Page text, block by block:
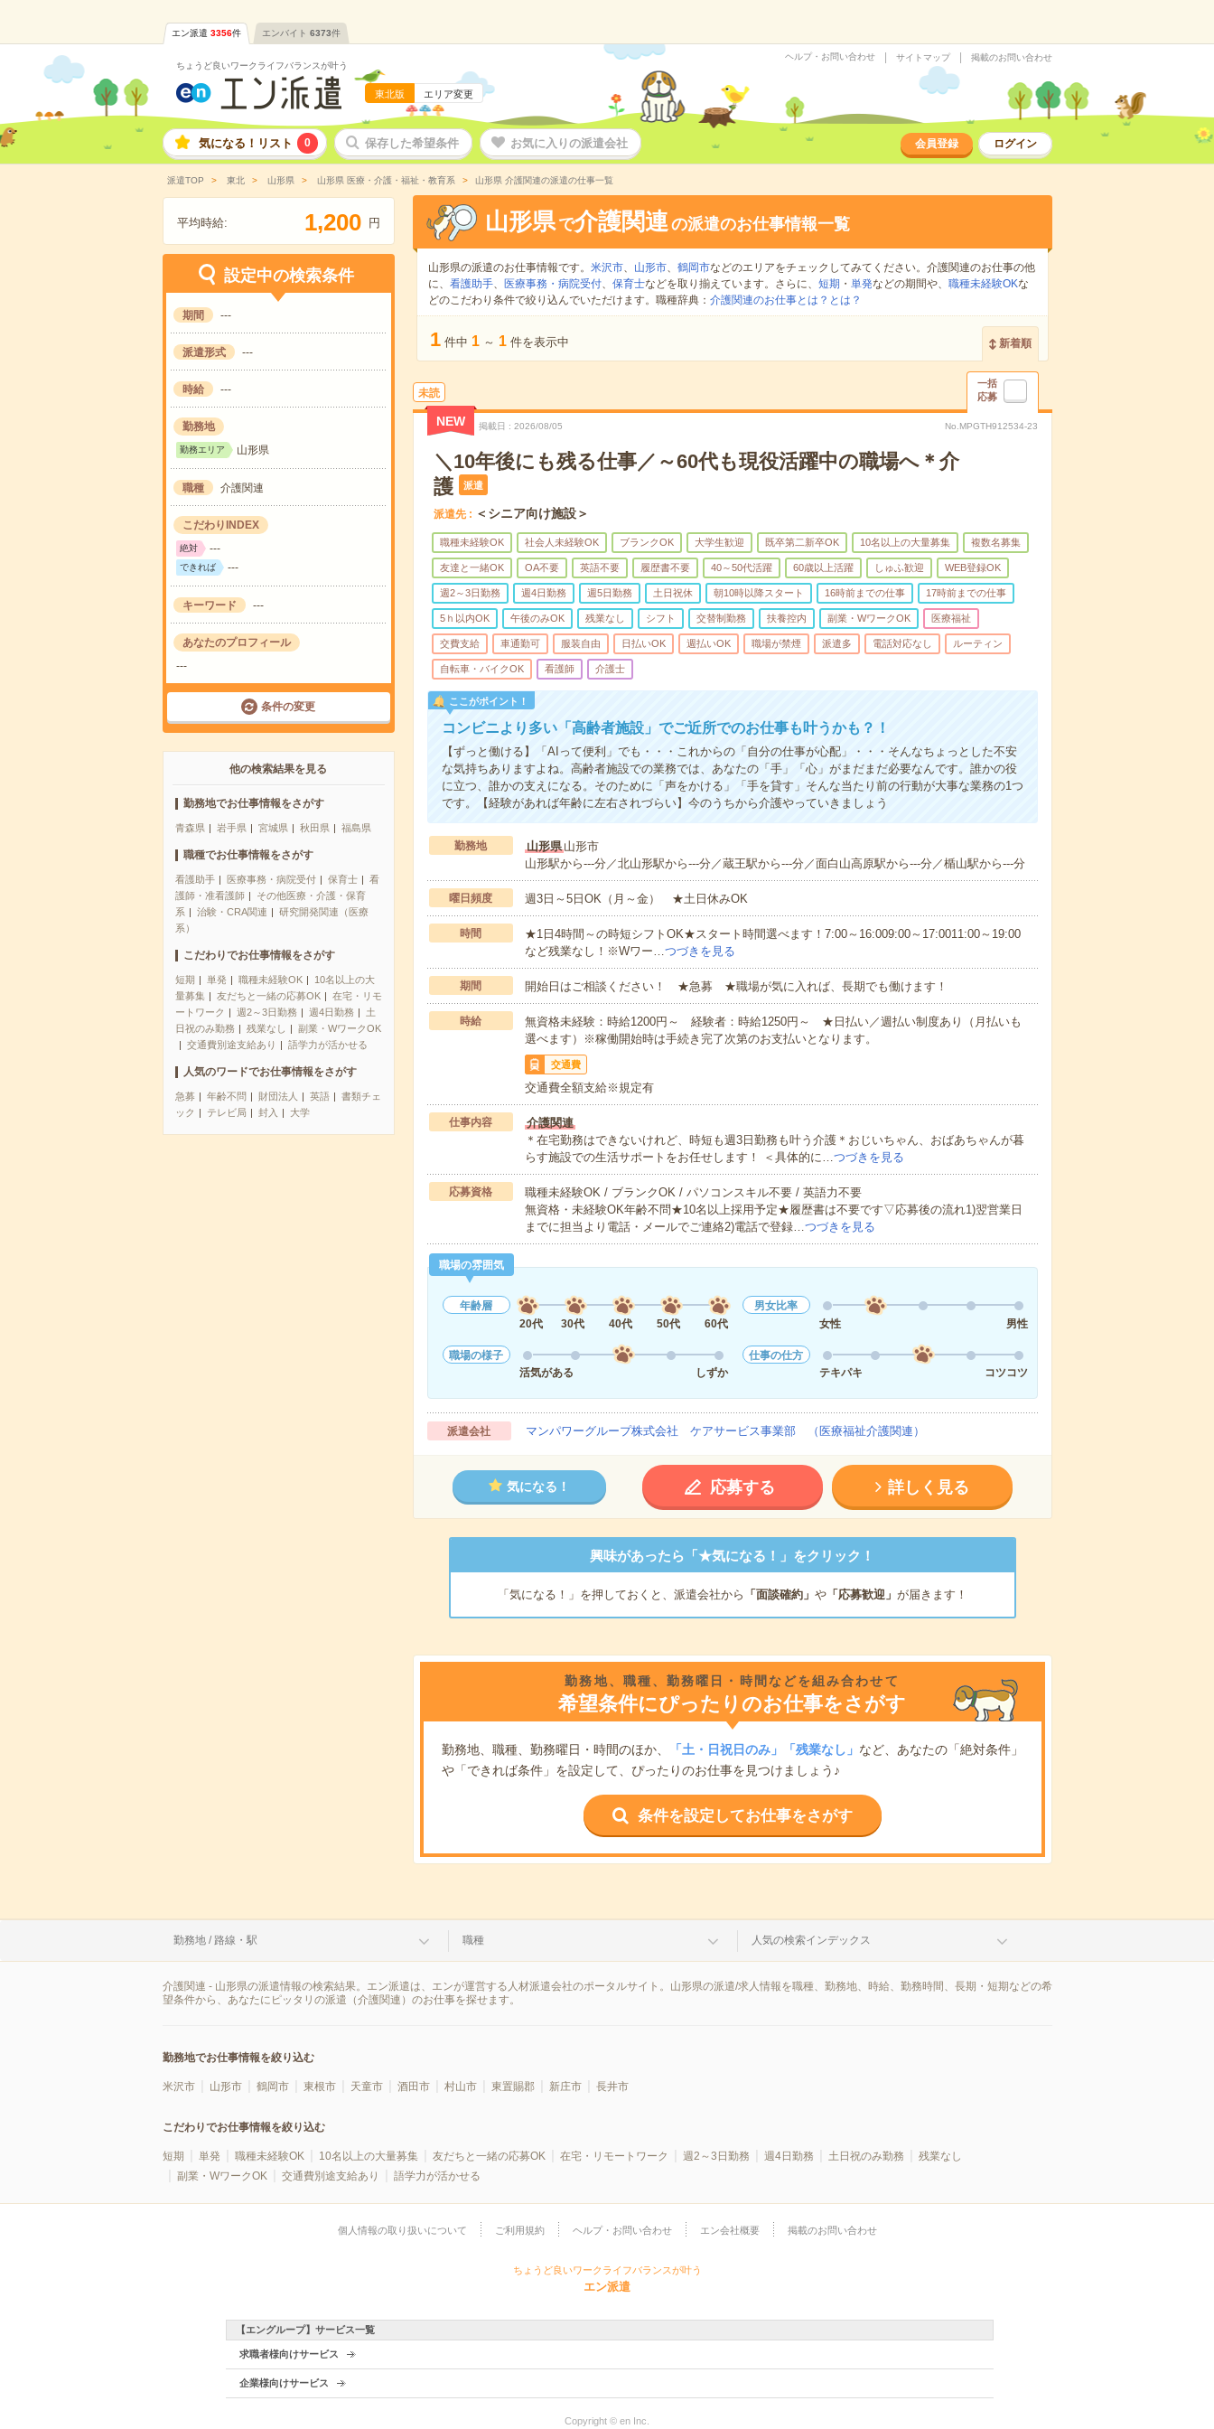
エン派遣 3356件 エンバイト 6373件
ちょうど良いワークライフバランスが叶う
東北版 エリア変更
ヘルプ・お問い合わせ サイトマップ 掲載のお問い合わせ
気になる！リスト 0 保存した希望条件 お気に入りの派遣会社 会員登録 ログイン
派遣TOP 東北 山形県 山形県 医療・介護・福祉・教育系 山形県 介護関連の派遣の仕事一覧
平均時給: 1,200 円
設定中の検索条件
期間 ---
派遣形式 ---
時給 ---
勤務地
勤務エリア 山形県
職種 介護関連
こだわりINDEX
絶対 ---
できれば ---
キーワード ---
あなたのプロフィール
---
条件の変更
他の検索結果を見る
勤務地でお仕事情報をさがす
青森県 岩手県 宮城県 秋田県 福島県
職種でお仕事情報をさがす
看護助手 医療事務・病院受付 保育士
看
護師・准看護師
その他医療・介護・保育
系
治験・CRA関連
研究開発関連（医療
系）
こだわりでお仕事情報をさがす
短期 単発 職種未経験OK
10名以上の大
量募集
友だちと一緒の応募OK
在宅・リモ
ートワーク
週2～3日勤務 週4日勤務
土
日祝のみ勤務
残業なし
副業・WワークOK
交通費別途支給あり
語学力が活かせる
人気のワードでお仕事情報をさがす
急募 年齢不問 財団法人 英語
書類チェ
ック
テレビ局 封入 大学
山形県 で介護関連の派遣のお仕事情報一覧
山形県の派遣のお仕事情報です。 米沢市、 山形市、 鶴岡市などのエリアをチェックしてみてください。介護関連のお仕事の他
に、 看護助手、 医療事務・病院受付、 保育士などを取り揃えています。さらに、 短期 ・ 単発などの期間や、 職種未経験OKな
どのこだわり条件で絞り込んでいただけます。職種辞典： 介護関連のお仕事とは？とは？
1 件中 1 ～ 1 件を表示中 新着順
未読
一括
応募
NEW 掲載日 2026/08/05 No.MPGTH912534-23
＼10年後にも残る仕事／～60代も現役活躍中の職場へ＊介
護
派遣
派遣先 ＜シニア向け施設＞
職種未経験OK 社会人未経験OK ブランクOK 大学生歓迎 既卒第二新卒OK 10名以上の大量募集 複数名募集
友達と一緒OK OA不要 英語不要 履歴書不要 40～50代活躍 60歳以上活躍 しゅふ歓迎 WEB登録OK
週2～3日勤務 週4日勤務 週5日勤務 土日祝休 朝10時以降スタート 16時前までの仕事 17時前までの仕事
5ｈ以内OK 午後のみOK 残業なし シフト 交替制勤務 扶養控内 副業・WワークOK 医療福祉
交費支給 車通勤可 服装自由 日払いOK 週払いOK 職場が禁煙 派遣多 電話対応なし ルーティン
自転車・バイクOK 看護師 介護士
ここがポイント！
コンビニより多い「高齢者施設」でご近所でのお仕事も叶うかも？！
【ずっと働ける】「AIって便利」でも・・・これからの「自分の仕事が心配」・・・そんなちょっとした不安
な気持ちありますよね。高齢者施設での業務では、あなたの「手」「心」がまだまだ必要なんです。誰かの役
に立つ、誰かの支えになる。そのために「声をかける」「手を貸す」そんな当たり前の行動が大事な業務の1つ
です。【経験があれば年齢に左右されづらい】今のうちから介護やっていきましょう
勤務地 山形県山形市
山形駅から---分／北山形駅から---分／蔵王駅から---分／面白山高原駅から---分／楯山駅から---分
曜日頻度 週3日～5日OK（月～金） ★土日休みOK
時間
★1日4時間～の時短シフトOK★スタート時間選べます！7:00～16:009:00～17:0011:00～19:00
など残業なし！※Wワー…つづきを見る
期間 開始日はご相談ください！ ★急募 ★職場が気に入れば、長期でも働けます！
時給
無資格未経験：時給1200円～ 経験者：時給1250円～ ★日払い／週払い制度あり（月払いも
選べます）※稼働開始時は手続き完了次第のお支払いとなります。
交通費
交通費全額支給※規定有
仕事内容
介護関連
＊在宅勤務はできないけれど、時短も週3日勤務も叶う介護＊おじいちゃん、おばあちゃんが暮
らす施設での生活サポートをお任せします！ ＜具体的に…つづきを見る
応募資格
職種未経験OK / ブランクOK / パソコンスキル不要 / 英語力不要
無資格・未経験OK年齢不問★10名以上採用予定★履歴書は不要です▽応募後の流れ1)翌営業日
までに担当より電話・メールでご連絡2)電話で登録…つづきを見る
職場の雰囲気
年齢層
20代
30代 40代 50代 60代
男女比率
女性
男性
職場の様子
活気がある
しずか
仕事の仕方
テキパキ
コツコツ
派遣会社 マンパワーグループ株式会社 ケアサービス事業部 （医療福祉介護関連）
気になる！ 応募する 詳しく見る
興味があったら「★気になる！」をクリック！
「気になる！」を押しておくと、派遣会社から 「面談確約」 や「応募歓迎」 が届きます！
勤務地、職種、勤務曜日・時間などを組み合わせて
希望条件にぴったりのお仕事をさがす
勤務地、職種、勤務曜日・時間のほか、 「土・日祝日のみ」「残業なし」 など、あなたの「絶対条件」
や「できれば条件」を設定して、ぴったりのお仕事を見つけましょう♪
条件を設定してお仕事をさがす
勤務地 / 路線・駅 職種 人気の検索インデックス
介護関連 - 山形県の派遣情報の検索結果。エン派遣は、エンが運営する人材派遣会社のポータルサイト。山形県の派遣/求人情報を職種、勤務地、時給、勤務時間、長期・短期などの希
望条件から、あなたにピッタリの派遣（介護関連）のお仕事を探せます。
勤務地でお仕事情報を絞り込む
米沢市 山形市 鶴岡市 東根市 天童市 酒田市 村山市 東置賜郡 新庄市 長井市
こだわりでお仕事情報を絞り込む
短期 単発 職種未経験OK 10名以上の大量募集 友だちと一緒の応募OK 在宅・リモートワーク 週2～3日勤務 週4日勤務 土日祝のみ勤務
残業なし
副業・WワークOK
交通費別途支給あり 語学力が活かせる
個人情報の取り扱いについて ご利用規約 ヘルプ・お問い合わせ エン会社概要 掲載のお問い合わせ
ちょうど良いワークライフバランスが叶う
エン派遣
【エングループ】サービス一覧
求職者様向けサービス
企業様向けサービス
Copyright © en Inc.